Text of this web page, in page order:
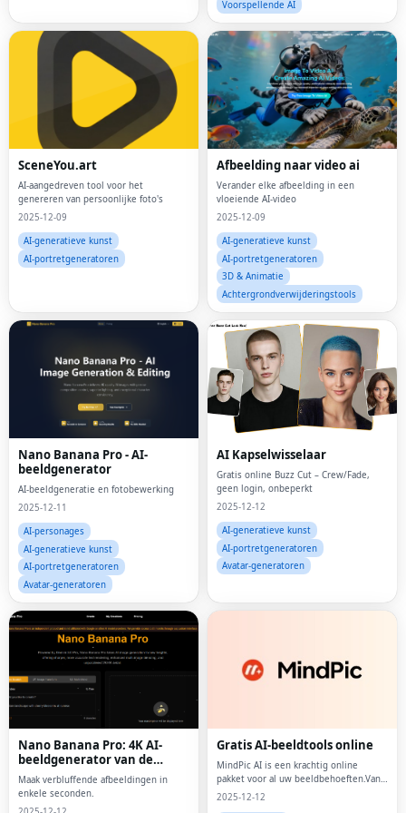
Voorspellende AI
SceneYou.art
AI-aangedreven tool voor het
genereren van persoonlijke foto's
2025-12-09
AI-generatieve kunst
AI-portretgeneratoren
Afbeelding naar video ai
Verander elke afbeelding in een
vloeiende AI-video
2025-12-09
AI-generatieve kunst
AI-portretgeneratoren
3D & Animatie
Achtergrondverwijderingstools
Nano Banana Pro - AI-
beeldgenerator
AI-beeldgeneratie en fotobewerking
2025-12-11
AI-personages
AI-generatieve kunst
AI-portretgeneratoren
Avatar-generatoren
AI Kapselwisselaar
Gratis online Buzz Cut – Crew/Fade,
geen login, onbeperkt
2025-12-12
AI-generatieve kunst
AI-portretgeneratoren
Avatar-generatoren
Nano Banana Pro: 4K AI-
beeldgenerator van de
volgende generatie
Maak verbluffende afbeeldingen in
enkele seconden.
Gratis AI-beeldtools online
MindPic AI is een krachtig online
pakket voor al uw beeldbehoeften.Van
het maken van kunst met tekst tot het
2025-12-12